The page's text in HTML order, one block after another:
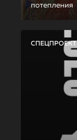
потепления
СПЕЦПРОЕКТ